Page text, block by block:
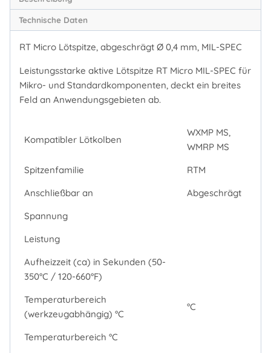
Technische Daten
RT Micro Lötspitze, abgeschrägt Ø 0,4 mm, MIL-SPEC
Leistungsstarke aktive Lötspitze RT Micro MIL-SPEC für
Mikro- und Standardkomponenten, deckt ein breites
Feld an Anwendungsgebieten ab.
Kompatibler Lötkolben
WXMP MS,
WMRP MS
Spitzenfamilie
RTM
Anschließbar an
Abgeschrägt
Spannung
Leistung
Aufheizzeit (ca) in Sekunden (50-
350°C / 120-660°F)
Temperaturbereich
(werkzeugabhängig) °C
°C
Temperaturbereich °C